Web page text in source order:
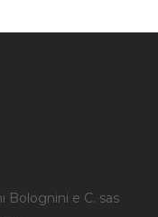
Bolognini e C. sas